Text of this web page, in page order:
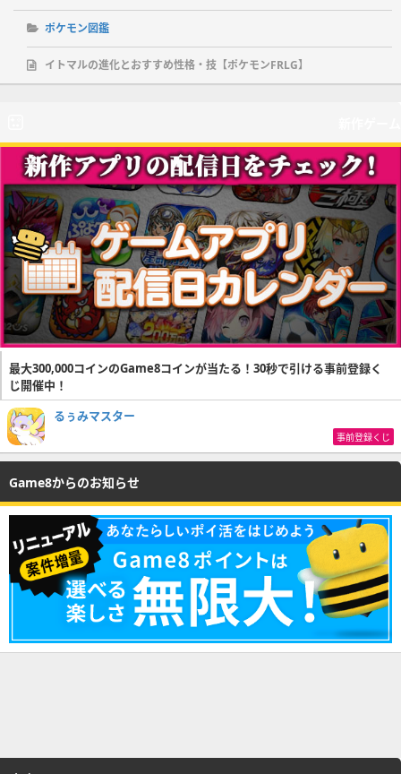
ポケモン図鑑
イトマルの進化とおすすめ性格・技【ポケモンFRLG】
最大300,000コインのGame8コインが当たる！30秒で引ける事前登録く
じ開催中！
るぅみマスター
事前登録くじ
Game8からのお知らせ